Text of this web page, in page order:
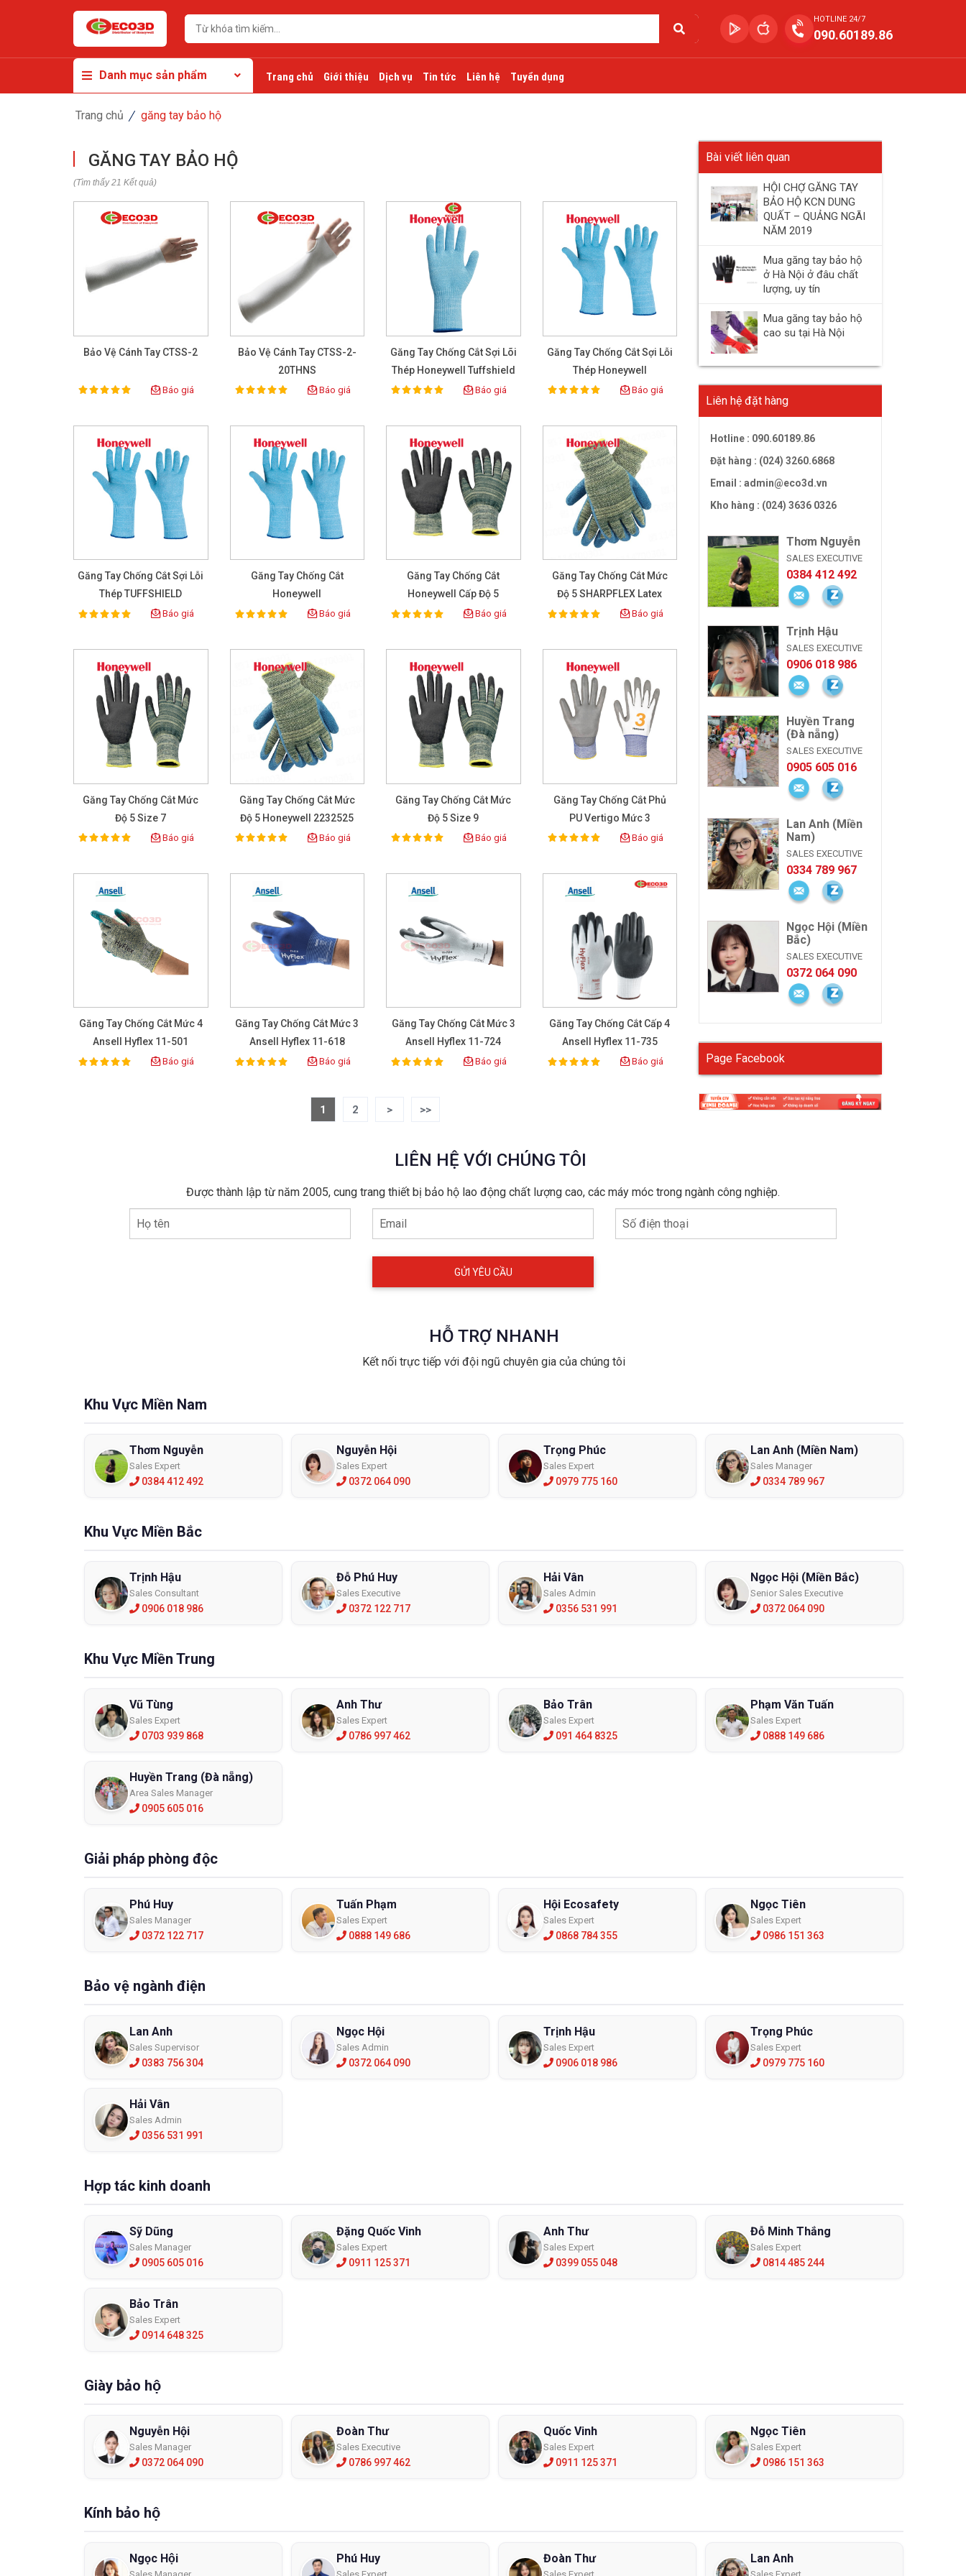
HOTLINE 24/7
090.60189.86
Danh mục sản phẩm Trang chủ Giới thiệu Dịch vụ Tin tức Liên hệ Tuyển dụng
Trang chủ găng tay bảo hộ
GĂNG TAY BẢO HỘ
(Tìm thấy 21 Kết quả)
Bảo Vệ Cánh Tay CTSS-2
Rating:
100% Báo giá
Bảo Vệ Cánh Tay CTSS-2-
20THNS
Rating:
100% Báo giá
Găng Tay Chống Cắt Sợi Lõi
Thép Honeywell Tuffshield
2012950-07
Rating:
100% Báo giá
Găng Tay Chống Cắt Sợi Lỗi
Thép Honeywell
Rating:
100% Báo giá
Găng Tay Chống Cắt Sợi Lỗi
Thép TUFFSHIELD
Rating:
100% Báo giá
Găng Tay Chống Cắt
Honeywell
Rating:
100% Báo giá
Găng Tay Chống Cắt
Honeywell Cấp Độ 5
2232523SG
Rating:
100% Báo giá
Găng Tay Chống Cắt Mức
Độ 5 SHARPFLEX Latex
Size 10
Rating:
100% Báo giá
Găng Tay Chống Cắt Mức
Độ 5 Size 7
Rating:
100% Báo giá
Găng Tay Chống Cắt Mức
Độ 5 Honeywell 2232525
Rating:
100% Báo giá
Găng Tay Chống Cắt Mức
Độ 5 Size 9
Rating:
100% Báo giá
Găng Tay Chống Cắt Phủ
PU Vertigo Mức 3
Rating:
100% Báo giá
Găng Tay Chống Cắt Mức 4
Ansell Hyflex 11-501
Rating:
100% Báo giá
Găng Tay Chống Cắt Mức 3
Ansell Hyflex 11-618
Rating:
100% Báo giá
Găng Tay Chống Cắt Mức 3
Ansell Hyflex 11-724
Rating:
100% Báo giá
Găng Tay Chống Cắt Cấp 4
Ansell Hyflex 11-735
Rating:
100% Báo giá
1 2 > >>
Bài viết liên quan
HỘI CHỢ GĂNG TAY
BẢO HỘ KCN DUNG
QUẤT – QUẢNG NGÃI
NĂM 2019
Mua găng tay bảo hộ
ở Hà Nội ở đâu chất
lượng, uy tín
Mua găng tay bảo hộ
cao su tại Hà Nội
Liên hệ đặt hàng
Hotline : 090.60189.86
Đặt hàng : (024) 3260.6868
Email : admin@eco3d.vn
Kho hàng : (024) 3636 0326
Thơm Nguyễn
SALES EXECUTIVE
0384 412 492
Trịnh Hậu
SALES EXECUTIVE
0906 018 986
Huyền Trang
(Đà nẵng)
SALES EXECUTIVE
0905 605 016
Lan Anh (Miền
Nam)
SALES EXECUTIVE
0334 789 967
Ngọc Hội (Miền
Bắc)
SALES EXECUTIVE
0372 064 090
Page Facebook
LIÊN HỆ VỚI CHÚNG TÔI
Được thành lập từ năm 2005, cung trang thiết bị bảo hộ lao động chất lượng cao, các máy móc trong ngành công nghiệp.
Họ tên Email Số điện thoại
HỖ TRỢ NHANH
Kết nối trực tiếp với đội ngũ chuyên gia của chúng tôi
Khu Vực Miền Nam
Thơm Nguyễn
Sales Expert
0384 412 492
Nguyễn Hội
Sales Expert
0372 064 090
Trọng Phúc
Sales Expert
0979 775 160
Lan Anh (Miền Nam)
Sales Manager
0334 789 967
Khu Vực Miền Bắc
Trịnh Hậu
Sales Consultant
0906 018 986
Đỗ Phú Huy
Sales Executive
0372 122 717
Hải Vân
Sales Admin
0356 531 991
Ngọc Hội (Miền Bắc)
Senior Sales Executive
0372 064 090
Khu Vực Miền Trung
Vũ Tùng
Sales Expert
0703 939 868
Anh Thư
Sales Expert
0786 997 462
Bảo Trân
Sales Expert
091 464 8325
Phạm Văn Tuấn
Sales Expert
0888 149 686
Huyền Trang (Đà nẵng)
Area Sales Manager
0905 605 016
Giải pháp phòng độc
Phú Huy
Sales Manager
0372 122 717
Tuấn Phạm
Sales Expert
0888 149 686
Hội Ecosafety
Sales Expert
0868 784 355
Ngọc Tiên
Sales Expert
0986 151 363
Bảo vệ ngành điện
Lan Anh
Sales Supervisor
0383 756 304
Ngọc Hội
Sales Admin
0372 064 090
Trịnh Hậu
Sales Expert
0906 018 986
Trọng Phúc
Sales Expert
0979 775 160
Hải Vân
Sales Admin
0356 531 991
Hợp tác kinh doanh
Sỹ Dũng
Sales Manager
0905 605 016
Đặng Quốc Vinh
Sales Expert
0911 125 371
Anh Thư
Sales Expert
0399 055 048
Đỗ Minh Thắng
Sales Expert
0814 485 244
Bảo Trân
Sales Expert
0914 648 325
Giày bảo hộ
Nguyễn Hội
Sales Manager
0372 064 090
Đoàn Thư
Sales Executive
0786 997 462
Quốc Vinh
Sales Expert
0911 125 371
Ngọc Tiên
Sales Expert
0986 151 363
Kính bảo hộ
Ngọc Hội Phú Huy Đoàn Thư Lan Anh